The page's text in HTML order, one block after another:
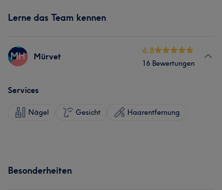
Lerne das Team kennen
MH Mürvet
4.8
16 Bewertungen
Services
Nägel Gesicht Haarentfernung
Besonderheiten